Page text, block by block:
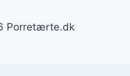
Porretærte.dk